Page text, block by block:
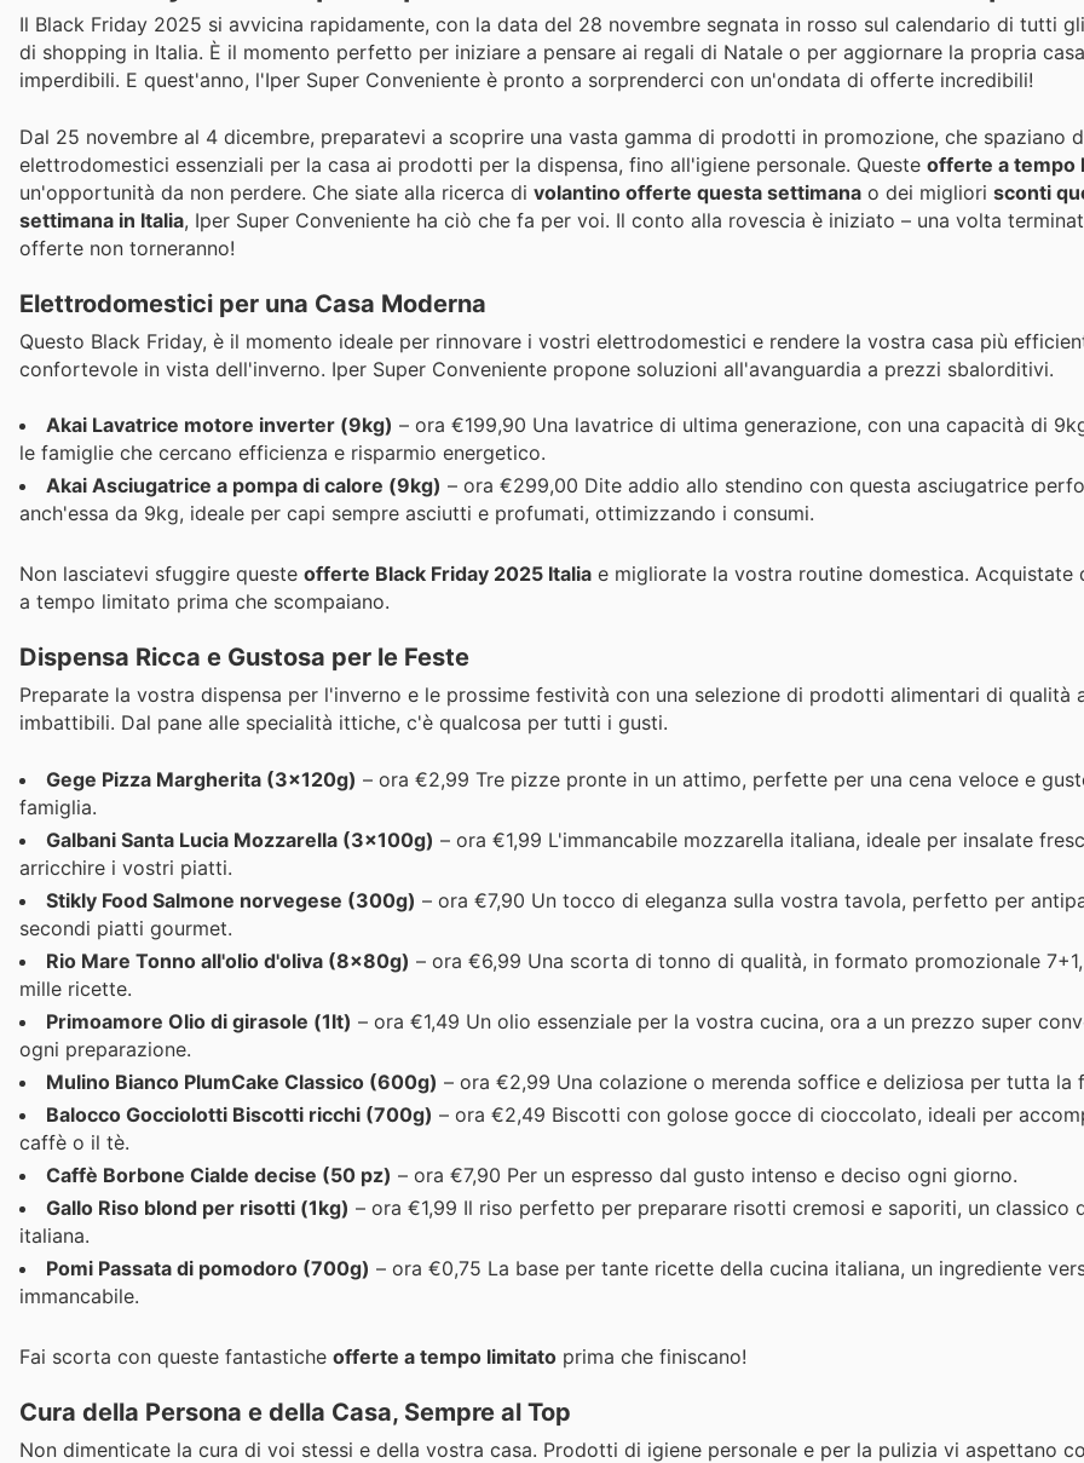
Il Black Friday 2025 si avvicina rapidamente, con la data del 28 novembre segnata in rosso sul calendario di tutti
di shopping in Italia. È il momento perfetto per iniziare a pensare ai regali di Natale o per aggiornare la propria
imperdibili. E quest'anno, l'Iper Super Conveniente è pronto a sorprenderci con un'ondata di offerte incredibili!
Dal 25 novembre al 4 dicembre, preparatevi a scoprire una vasta gamma di prodotti in promozione, che spaziano
elettrodomestici essenziali per la casa ai prodotti per la dispensa, fino all'igiene personale. Queste offerte a tempo
un'opportunità da non perdere. Che siate alla ricerca di volantino offerte questa settimana o dei migliori sconti
settimana in Italia, Iper Super Conveniente ha ciò che fa per voi. Il conto alla rovescia è iniziato – una volta
offerte non torneranno!
Elettrodomestici per una Casa Moderna
Questo Black Friday, è il momento ideale per rinnovare i vostri elettrodomestici e rendere la vostra casa più
confortevole in vista dell'inverno. Iper Super Conveniente propone soluzioni all'avanguardia a prezzi sbalorditivi.
Akai Lavatrice motore inverter (9kg) – ora €199,90 Una lavatrice di ultima generazione, con una capacità di
le famiglie che cercano efficienza e risparmio energetico.
Akai Asciugatrice a pompa di calore (9kg) – ora €299,00 Dite addio allo stendino con questa asciugatrice
anch'essa da 9kg, ideale per capi sempre asciutti e profumati, ottimizzando i consumi.
Non lasciatevi sfuggire queste offerte Black Friday 2025 Italia e migliorate la vostra routine domestica. Acquistate
a tempo limitato prima che scompaiano.
Dispensa Ricca e Gustosa per le Feste
Preparate la vostra dispensa per l'inverno e le prossime festività con una selezione di prodotti alimentari di qualità
imbattibili. Dal pane alle specialità ittiche, c'è qualcosa per tutti i gusti.
Gege Pizza Margherita (3x120g) – ora €2,99 Tre pizze pronte in un attimo, perfette per una cena veloce e
famiglia.
Galbani Santa Lucia Mozzarella (3x100g) – ora €1,99 L'immancabile mozzarella italiana, ideale per insalate
arricchire i vostri piatti.
Stikly Food Salmone norvegese (300g) – ora €7,90 Un tocco di eleganza sulla vostra tavola, perfetto per
secondi piatti gourmet.
Rio Mare Tonno all'olio d'oliva (8x80g) – ora €6,99 Una scorta di tonno di qualità, in formato promozionale
mille ricette.
Primoamore Olio di girasole (1lt) – ora €1,49 Un olio essenziale per la vostra cucina, ora a un prezzo super
ogni preparazione.
Mulino Bianco PlumCake Classico (600g) – ora €2,99 Una colazione o merenda soffice e deliziosa per tutta la
Balocco Gocciolotti Biscotti ricchi (700g) – ora €2,49 Biscotti con golose gocce di cioccolato, ideali per
caffè o il tè.
Caffè Borbone Cialde decise (50 pz) – ora €7,90 Per un espresso dal gusto intenso e deciso ogni giorno.
Gallo Riso blond per risotti (1kg) – ora €1,99 Il riso perfetto per preparare risotti cremosi e saporiti, un classico
italiana.
Pomi Passata di pomodoro (700g) – ora €0,75 La base per tante ricette della cucina italiana, un ingrediente
immancabile.
Fai scorta con queste fantastiche offerte a tempo limitato prima che finiscano!
Cura della Persona e della Casa, Sempre al Top
Non dimenticate la cura di voi stessi e della vostra casa. Prodotti di igiene personale e per la pulizia vi aspettano